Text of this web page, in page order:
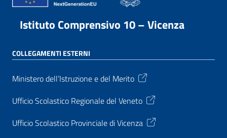
Istituto Comprensivo 10 – Vicenza
COLLEGAMENTI ESTERNI
Ministero dell’Istruzione e del Merito
Ufficio Scolastico Regionale del Veneto
Ufficio Scolastico Provinciale di Vicenza